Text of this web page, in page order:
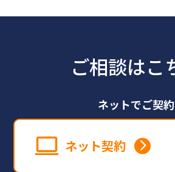
ご相談はこ
ネットでご契約
ネット契約